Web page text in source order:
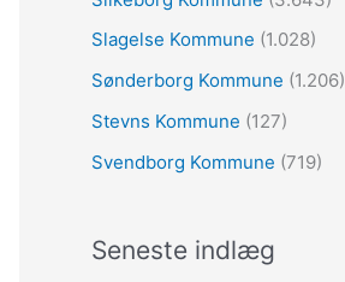
Slagelse Kommune (1.028)
Sønderborg Kommune (1.206)
Stevns Kommune (127)
Svendborg Kommune (719)
Seneste indlæg